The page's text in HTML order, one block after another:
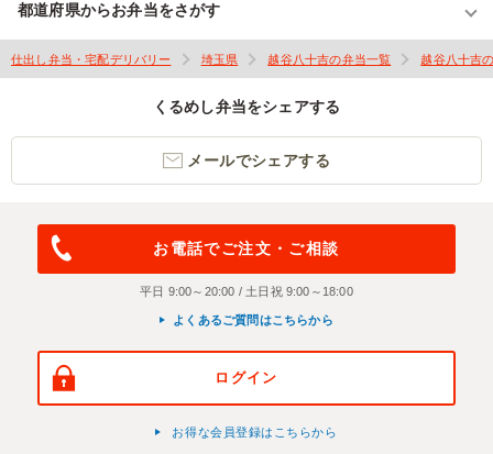
都道府県からお弁当をさがす
仕出し弁当・宅配デリバリー 埼玉県 越谷八十吉の弁当一覧 越谷八十吉
くるめし弁当をシェアする
メールでシェアする
お電話でご注文・ご相談
平日 9:00～20:00 / 土日祝 9:00～18:00
よくあるご質問はこちらから
ログイン
お得な会員登録はこちらから